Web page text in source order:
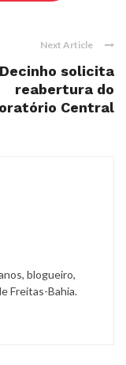
Next Article
Decinho solicita
reabertura do
Central
blogueiro,
Freitas-Bahia.